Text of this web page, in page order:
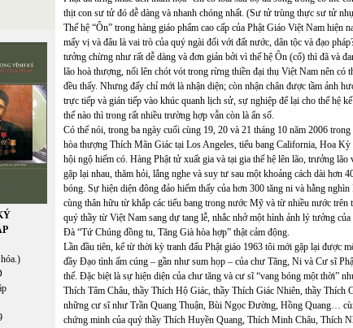
thịt con sư tử đó dễ dàng và nhanh chóng nhất. (Sư tử trùng thực sư tử
Thế hệ “Ôn” trong hàng giáo phẩm cao cấp của Phật Giáo Việt Nam hiện
mấy vị và đâu là vai trò của quý ngài đối với đất nước, dân tộc và đạo
tưởng chừng như rất dễ dàng và đơn giản bởi vì thế hệ Ôn (cố) thì đã và
lão hoà thượng, nổi lên chót vót trong rừng thiền đại thụ Việt Nam nên có
đều thấy. Nhưng đấy chỉ mới là nhận diện; còn nhận chân được tầm ảnh
trực tiếp và gián tiếp vào khúc quanh lịch sử, sự nghiệp để lại cho thế hệ
thế nào thì trong rất nhiều trường hợp vẫn còn là ẩn số.
Có thể nói, trong ba ngày cuối cùng 19, 20 và 21 tháng 10 năm 2006 trong
hòa thượng Thích Mãn Giác tại Los Angeles, tiểu bang California, Hoa Kỳ
hội ngộ hiếm có. Hàng Phật tử xuất gia và tại gia thế hệ lên lão, trưởng lão
gặp lại nhau, thăm hỏi, lắng nghe và suy tư sau một khoảng cách dài hơn
bóng. Sự hiện diện đông đảo hiếm thấy của hơn 300 tăng ni và hằng
cùng thân hữu từ khắp các tiểu bang trong nước Mỹ và từ nhiều nước trên
quý thầy từ Việt Nam sang dự tang lễ, nhắc nhở một hình ảnh lý tưởng của
Đà “Tứ Chúng đồng tu, Tăng Già hòa hợp” thật cảm động.
Lần đầu tiên, kể từ thời kỳ tranh đấu Phật giáo 1963 tôi mới gặp lại được
đầy Đạo tình ấm cúng – gần như sum họp – của chư Tăng, Ni và Cư sĩ
thế. Đặc biệt là sự hiện diện của chư tăng và cư sĩ “vang bóng một thời”
Thích Tâm Châu, thầy Thích Hộ Giác, thầy Thích Giác Nhiên, thầy
những cư sĩ như Trần Quang Thuận, Bùi Ngọc Đường, Hồng Quang…
chứng minh của quý thầy Thích Huyền Quang, Thích Minh Châu, Thích